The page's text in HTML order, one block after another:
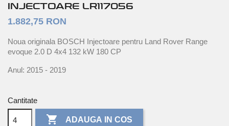
INJECTOARE LR117056
1.882,75 RON
Noua originala BOSCH Injectoare pentru Land Rover Range
evoque 2.0 D 4x4 132 kW 180 CP
Anul: 2015 - 2019
Cantitate
 ADAUGA IN COS